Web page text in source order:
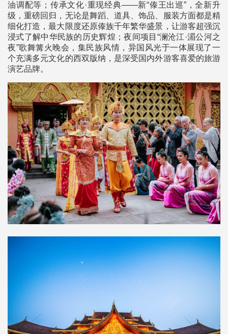
油调配等；传承文化·重现经典——新“傣王出巡”，全新升
级，重磅回归，无论是舞蹈、道具、饰品、服装方面都是精
细化打造，最大限度还原傣族千年繁华盛景，让游客超强沉
浸式了解中华民族的历史辉煌；夜间项目“澜沧江·湄公河之
夜”歌舞篝火晚会，集民族风情，异国风光于一体展现了一
个充满多元文化的西双版纳，是深受国内外游客喜爱的旅游
演艺品牌。